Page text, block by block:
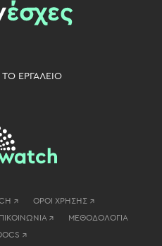
ΤΟ ΕΡΓΑΛΕΙΟ
↗
ΟΡΟΙ ΧΡΗΣΗΣ ↗
↗
ΜΕΘΟΔΟΛΟΓΙΑ
↗